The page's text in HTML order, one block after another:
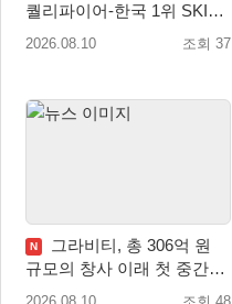
퀄리파이어-한국 1위 SKIT
월드 파이널 진출!
2026.08.10 조회 37
N
그라비티, 총 306억 원
규모의 창사 이래 첫 중간배
당 확정